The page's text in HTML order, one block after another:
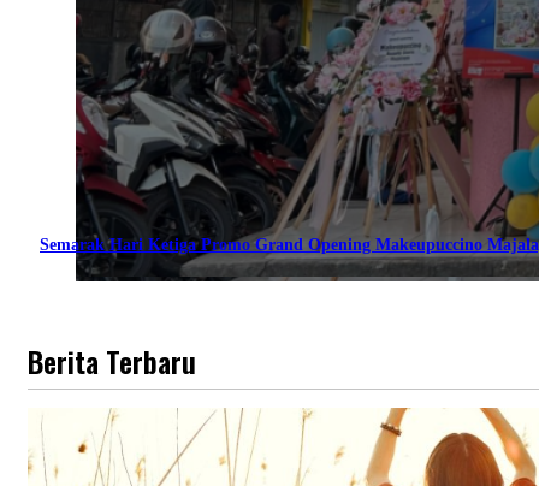
Semarak Hari Ketiga Promo Grand Opening Makeupuccino
Berita Terbaru